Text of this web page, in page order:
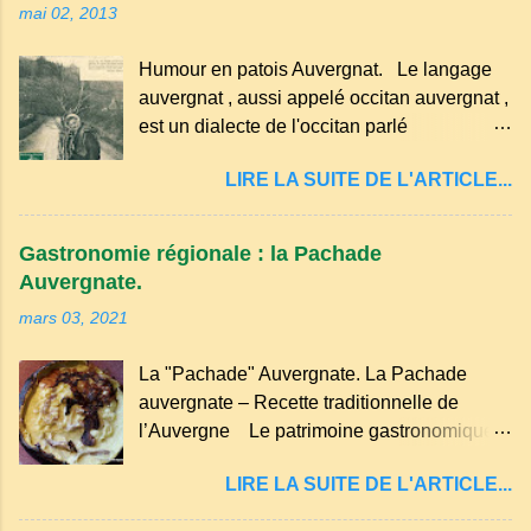
aperçoit, il remet le pain sur le bon coté,
mais il doit payer autant de bouteilles de vin
qu’il y a de couteaux ou de fourchettes
d’Ambert). Les quatre chemins. Quand
deux chemins se rencontrent et se coupent,
leur intersection forme un carrefour qui a
mai 02, 2013
Humour en patois Auvergnat. Le langage
auvergnat , aussi appelé occitan auvergnat ,
est un dialecte de l'occitan parlé
certaines parties du Massif central . Il
appartient à la famille des langues romanes
et est classé parmi les dialectes du nord-
occitan . Bien que le nombre de locuteurs
traditionnelle et les contes. Il a aussi
influencé le français parlé en Auvergne.
Caractéristiques du langage auvergnat
évolué avec les influences régionales.
Prononciation : Il possède des sonorités
LIRE LA SUITE DE L'ARTICLE...
Gastronomie régionale : la Pachade
Auvergnate.
mars 03, 2021
La "Pachade" Auvergnate. La Pachade
auvergnate – Recette traditionnelle de
l’Auvergne Le patrimoine gastronomique
spécialités, voyons ici la recette de la "
Pachade " ou " Farinade " "Farinette" ou
LIRE LA SUITE DE L'ARTICLE...